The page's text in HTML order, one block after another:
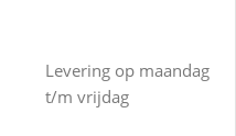
Levering op maandag
t/m vrijdag